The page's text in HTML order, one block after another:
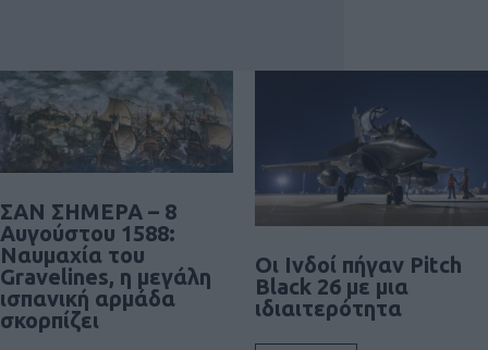
ΣΑΝ ΣΗΜΕΡΑ – 8
Αυγούστου 1588:
Ναυμαχία του
Gravelines, η μεγάλη
ισπανική αρμάδα
σκορπίζει
Οι Ινδοί πήγαν Pitch
Black 26 με μια
ιδιαιτερότητα